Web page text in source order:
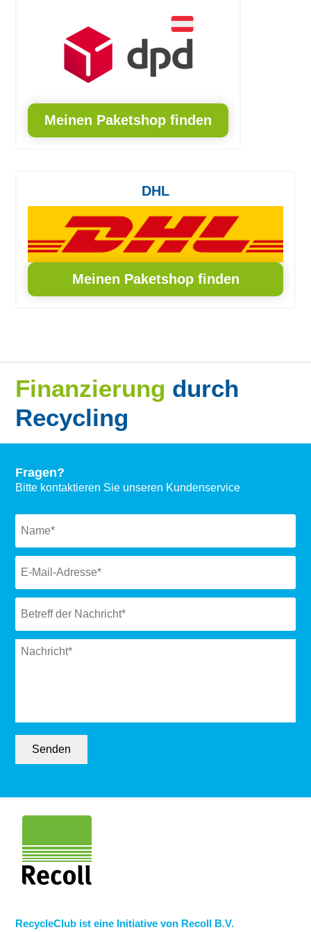
Meinen Paketshop finden
DHL
Meinen Paketshop finden
Finanzierung durch
Recycling
Fragen?
Bitte kontaktieren Sie unseren Kundenservice
Naam *
Email *
Subject *
Message *
Senden
RecycleClub ist eine Initiative von Recoll B.V.